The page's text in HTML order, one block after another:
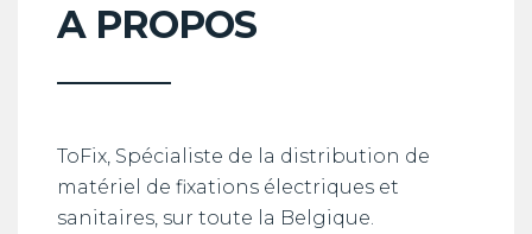
A PROPOS
ToFix, Spécialiste de la distribution de
matériel de fixations électriques et
sanitaires, sur toute la Belgique.